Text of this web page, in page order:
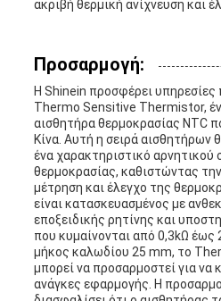
ακριβή θερμική ανίχνευση και
Προσαρμογή:
Η Shinein προσφέρει υπηρεσίες
Thermo Sensitive Thermistor,
αισθητήρα θερμοκρασίας NTC
Κίνα. Αυτή η σειρά αισθητήρων
ένα χαρακτηριστικό αρνητικού
θερμοκρασίας, καθιστώντας την
μέτρηση και έλεγχο της
είναι κατασκευασμένος με
εποξειδικής ρητίνης και
που κυμαίνονται από 0,3kΩ έως
μήκος καλωδίου 25 mm, το
μπορεί να προσαρμοστεί για να
ανάγκες εφαρμογής. Η